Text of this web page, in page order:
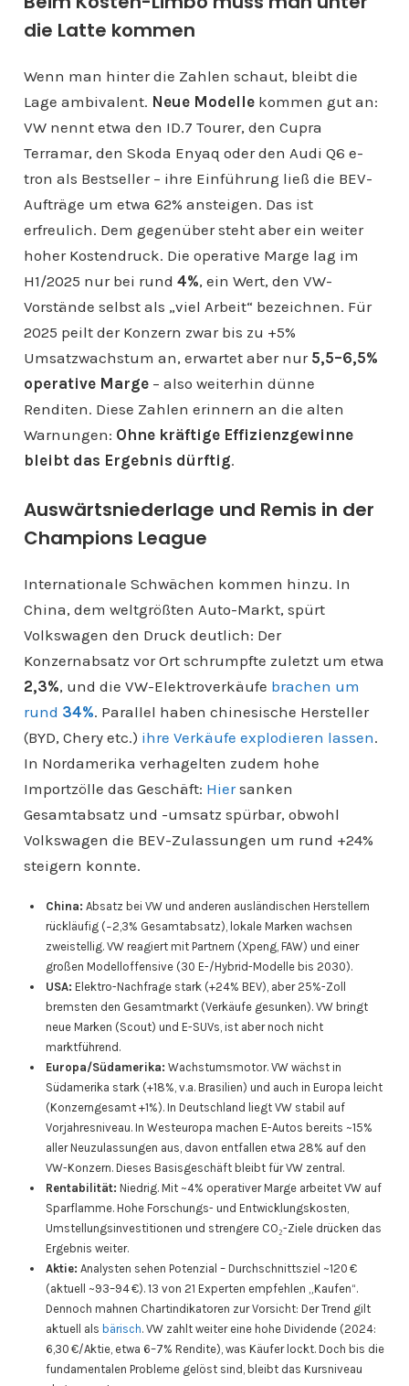
die Latte kommen
Wenn man hinter die Zahlen schaut, bleibt die
Lage ambivalent. Neue Modellekommen gut an:
VW nennt etwa den ID.7 Tourer, den Cupra
Terramar, den Skoda Enyaq oder den Audi Q6 e-
tron als Bestseller – ihre Einführung ließ die BEV-
Aufträge um etwa 62% ansteigen. Das ist
erfreulich. Dem gegenüber steht aber ein weiter
hoher Kostendruck. Die operative Marge lag im
H1/2025 nur bei rund 4%, ein Wert, den VW-
Vorstände selbst als „viel Arbeit“ bezeichnen. Für
2025 peilt der Konzern zwar bis zu +5%
Umsatzwachstum an, erwartet aber nur 5,5–6,5%
operative Marge– also weiterhin dünne
Renditen. Diese Zahlen erinnern an die alten
Warnungen: Ohne kräftige Effizienzgewinne
bleibt das Ergebnis dürftig.
Auswärtsniederlage und Remis in der
Champions League
Internationale Schwächen kommen hinzu. In
China, dem weltgrößten Auto-Markt, spürt
Volkswagen den Druck deutlich: Der
Konzernabsatz vor Ort schrumpfte zuletzt um etwa
2,3%, und die VW-Elektroverkäufe brachen um
rund 34%. Parallel haben chinesische Hersteller
(BYD, Chery etc.) ihre Verkäufe explodieren lassen.
In Nordamerika verhagelten zudem hohe
Importzölle das Geschäft: Hiersanken
Gesamtabsatz und -umsatz spürbar, obwohl
Volkswagen die BEV-Zulassungen um rund +24%
steigern konnte.
China: Absatz bei VW und anderen ausländischen Herstellern
rückläufig (−2,3% Gesamtabsatz), lokale Marken wachsen
zweistellig. VW reagiert mit Partnern (Xpeng, FAW) und einer
großen Modelloffensive (30 E-/Hybrid-Modelle bis 2030).
USA: Elektro-Nachfrage stark (+24% BEV), aber 25%-Zoll
bremsten den Gesamtmarkt (Verkäufe gesunken). VW bringt
neue Marken (Scout) und E-SUVs, ist aber noch nicht
marktführend.
Europa/Südamerika: Wachstumsmotor. VW wächst in
Südamerika stark (+18%, v.a. Brasilien) und auch in Europa leicht
(Konzerngesamt +1%). In Deutschland liegt VW stabil auf
Vorjahresniveau. In Westeuropa machen E-Autos bereits ~15%
aller Neuzulassungen aus, davon entfallen etwa 28% auf den
VW-Konzern. Dieses Basisgeschäft bleibt für VW zentral.
Rentabilität: Niedrig. Mit ~4% operativer Marge arbeitet VW auf
Sparflamme. Hohe Forschungs- und Entwicklungskosten,
Umstellungsinvestitionen und strengere CO₂-Ziele drücken das
Ergebnis weiter.
Aktie: Analysten sehen Potenzial – Durchschnittsziel ~120 €
(aktuell ~93–94 €). 13 von 21 Experten empfehlen „Kaufen“.
Dennoch mahnen Chartindikatoren zur Vorsicht: Der Trend gilt
aktuell als bärisch. VW zahlt weiter eine hohe Dividende (2024:
6,30 €/Aktie, etwa 6–7% Rendite), was Käufer lockt. Doch bis die
fundamentalen Probleme gelöst sind, bleibt das Kursniveau